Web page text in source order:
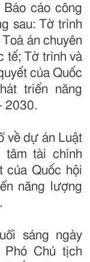
cáo công
sau: Tờ trình
án chuyên
tế; Tờ trình và
của Quốc
triển năng
2030.
về dự án Luật
tâm tài chính
của Quốc hội
năng lượng
sáng ngày
Chủ tịch